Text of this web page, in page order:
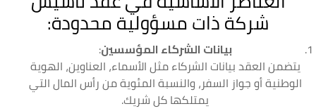
شركة ذات مسؤولية محدودة:
بيانات الشركاء المؤسسين:
يتضمن العقد بيانات الشركاء مثل الأسماء، العناوين، الهوية
الوطنية أو جواز السفر، والنسبة المئوية من رأس المال التي
يمتلكها كل شريك.